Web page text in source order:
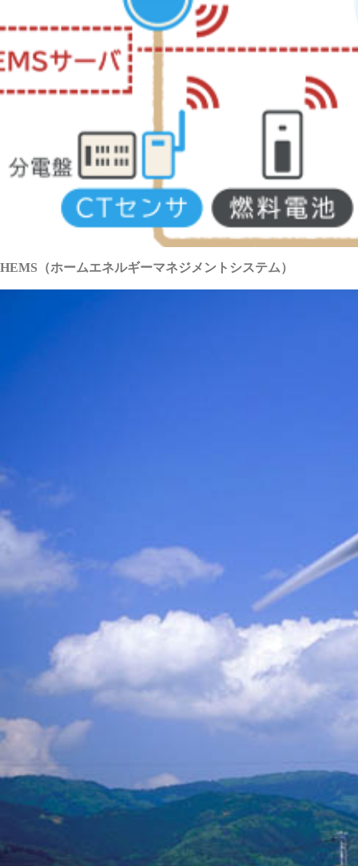
HEMS（ホームエネルギーマネジメントシステム）